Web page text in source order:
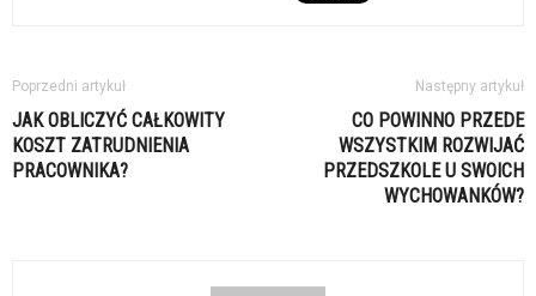
Poprzedni artykuł
JAK OBLICZYĆ CAŁKOWITY
KOSZT ZATRUDNIENIA
PRACOWNIKA?
Następny artykuł
CO POWINNO PRZEDE
WSZYSTKIM ROZWIJAĆ
PRZEDSZKOLE U SWOICH
WYCHOWANKÓW?